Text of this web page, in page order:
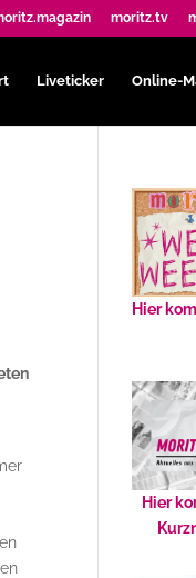
moritz.tv
Liveticker Online-
Hier
Hier